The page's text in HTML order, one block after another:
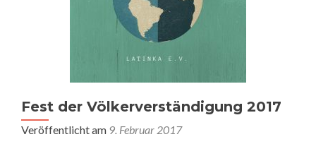
Fest der Völkerverständigung 2017
Veröffentlicht am 9. Februar 2017